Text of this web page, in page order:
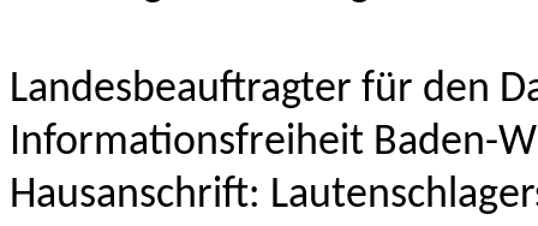
Landesbeauftragter für den
Informationsfreiheit Baden-
Hausanschrift: